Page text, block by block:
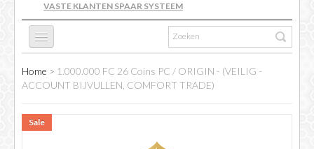
VASTE KLANTEN SPAAR SYSTEEM
FC 26
FIFA BOOSTING
Home > 1.000.000 FC 26 Coins PC / ORIGIN - (VEILIG -
ACCOUNT BIJVULLEN, COMFORT TRADE)
Sale